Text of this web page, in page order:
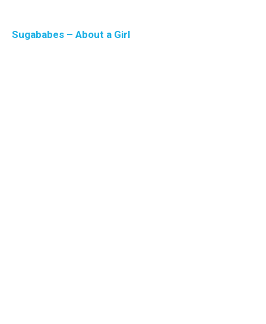
Sugababes – About a Girl